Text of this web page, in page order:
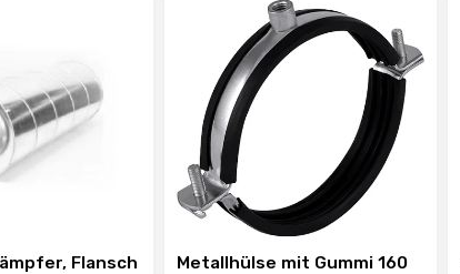
Flansch
Metallhülse mit Gummi 160